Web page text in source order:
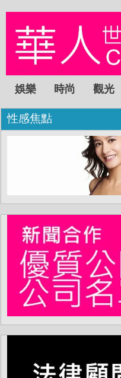
娛樂 時尚 觀光
性感焦點